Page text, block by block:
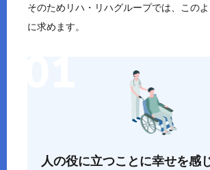
そのためリハ・リハグループでは、この
に求めます。
人の役に立つことに幸せを感